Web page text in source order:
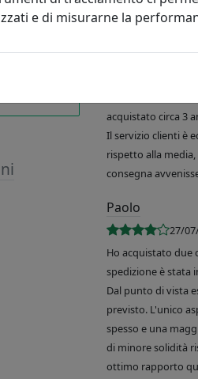
R. de Martino
Sono molto
acquistato circa 3
Il servizio clienti è
rispetto alla
consegna
Paolo
27/
Ho acquistato due
spedizione è stata
Dal punto di vista
previsto. L'unico
spesso e una
di minore solidità
ottimo rapporto
e di misurarne la